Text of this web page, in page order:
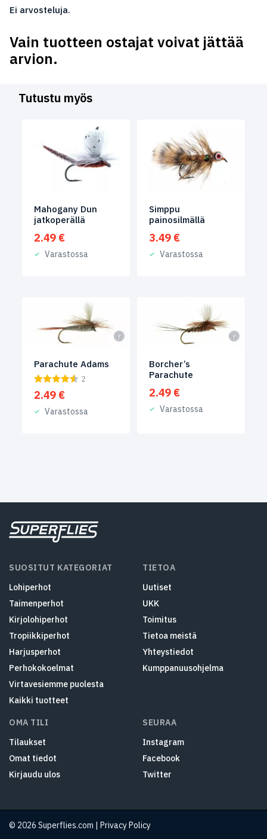
Ei arvosteluja.
Vain tuotteen ostajat voivat jättää
arvion.
Tutustu myös
Mahogany Dun
jatkoperällä
2.49 €
Varastossa
Simppu
painosilmällä
3.49 €
Varastossa
Parachute Adams
2
2.49 €
Varastossa
Borcher’s
Parachute
2.49 €
Varastossa
SUOSITUT KATEGORIAT
Lohiperhot
Taimenperhot
Kirjolohiperhot
Tropiikkiperhot
Harjusperhot
Perhokokoelmat
Virtavesiemme puolesta
Kaikki tuotteet
TIETOA
Uutiset
UKK
Toimitus
Tietoa meistä
Yhteystiedot
Kumppanuusohjelma
OMA TILI
Tilaukset
Omat tiedot
Kirjaudu ulos
SEURAA
Instagram
Facebook
Twitter
© 2026 Superflies.com | Privacy Policy